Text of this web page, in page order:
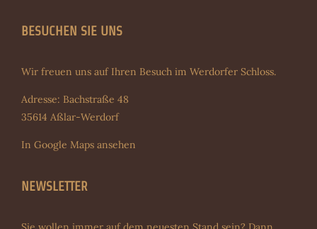
BESUCHEN SIE UNS
Wir freuen uns auf Ihren Besuch im Werdorfer Schloss.
Adresse: Bachstraße 48
35614 Aßlar-Werdorf
In Google Maps ansehen
NEWSLETTER